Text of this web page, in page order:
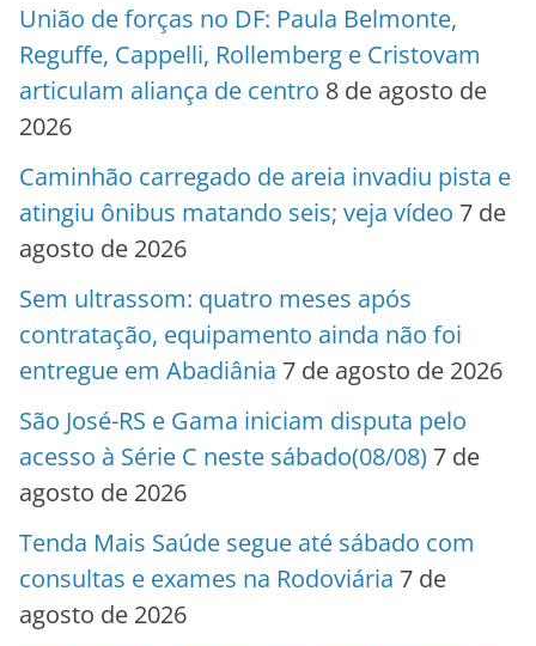
União de forças no DF: Paula Belmonte,
Reguffe, Cappelli, Rollemberg e Cristovam
articulam aliança de centro 8 de agosto de
2026
Caminhão carregado de areia invadiu pista e
atingiu ônibus matando seis; veja vídeo 7 de
agosto de 2026
Sem ultrassom: quatro meses após
contratação, equipamento ainda não foi
entregue em Abadiânia 7 de agosto de 2026
São José-RS e Gama iniciam disputa pelo
acesso à Série C neste sábado(08/08) 7 de
agosto de 2026
Tenda Mais Saúde segue até sábado com
consultas e exames na Rodoviária 7 de
agosto de 2026